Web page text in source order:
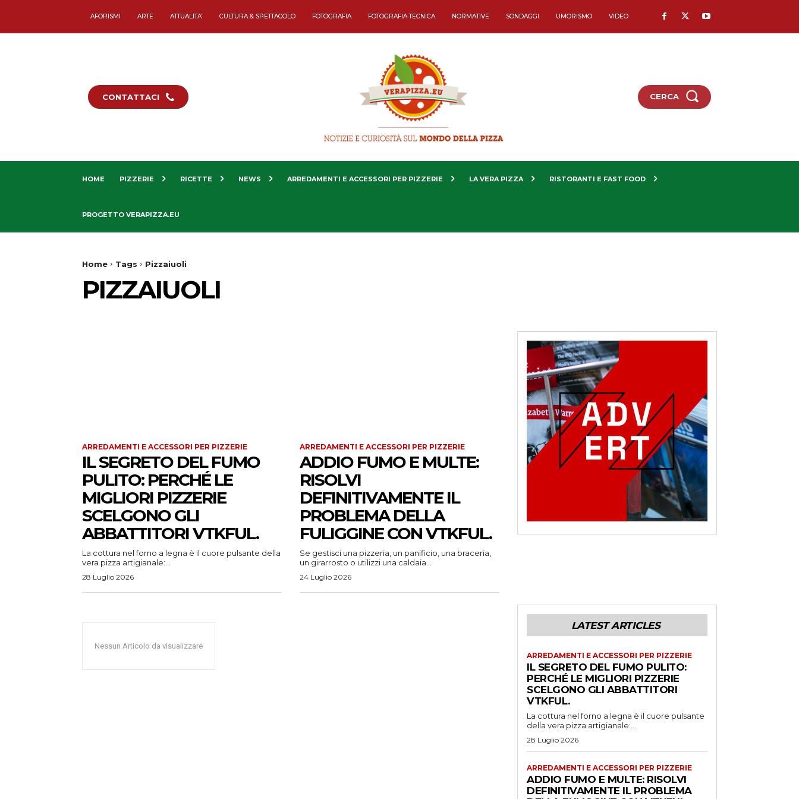
AFORISMI ARTE ATTUALITA’ CULTURA & SPETTACOLO FOTOGRAFIA FOTOGRAFIA TECNICA NORMATIVE SONDAGGI UMORISMO VIDEO
CONTATTACI CERCA
HOME PIZZERIE RICETTE NEWS ARREDAMENTI E ACCESSORI PER PIZZERIE LA VERA PIZZA RISTORANTI E FAST FOOD
PROGETTO VERAPIZZA.EU
Home Tags Pizzaiuoli
PIZZAIUOLI
ARREDAMENTI E ACCESSORI PER PIZZERIE
IL SEGRETO DEL FUMO
PULITO: PERCHÉ LE
MIGLIORI PIZZERIE
SCELGONO GLI
ABBATTITORI VTKFUL.
La cottura nel forno a legna è il cuore pulsante della
vera pizza artigianale:...
28 Luglio 2026
ARREDAMENTI E ACCESSORI PER PIZZERIE
ADDIO FUMO E MULTE:
RISOLVI
DEFINITIVAMENTE IL
PROBLEMA DELLA
FULIGGINE CON VTKFUL.
Se gestisci una pizzeria, un panificio, una braceria,
un girarrosto o utilizzi una caldaia...
24 Luglio 2026
Nessun Articolo da visualizzare
LATEST ARTICLES
ARREDAMENTI E ACCESSORI PER PIZZERIE
IL SEGRETO DEL FUMO PULITO:
PERCHÉ LE MIGLIORI PIZZERIE
SCELGONO GLI ABBATTITORI
VTKFUL.
La cottura nel forno a legna è il cuore pulsante
della vera pizza artigianale:...
28 Luglio 2026
ARREDAMENTI E ACCESSORI PER PIZZERIE
ADDIO FUMO E MULTE: RISOLVI
DEFINITIVAMENTE IL PROBLEMA